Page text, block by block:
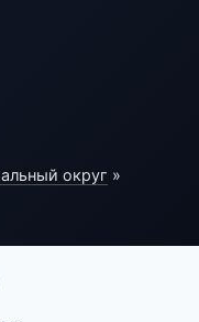
округ »